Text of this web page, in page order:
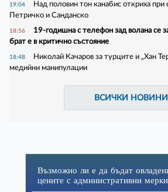
19:04
Над половин тон канабис откриха при
Петричко и Санданско
18:56
19-годишна с телефон зад волана се
брат е в критично състояние
18:48
Николай Качаров за турците и „Хан
медийни манипулации
ВСИЧКИ НОВИНИ